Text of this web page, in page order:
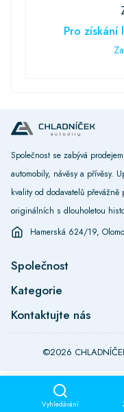
Vyhledávání
Pro získání
Společnost se zabývá
automobily, návěsy a přívěsy.
kvality od dodavatelů
originálních s dlouholetou
Hamerská 624/19,
Společnost
Kategorie
Kontaktujte nás
©2026